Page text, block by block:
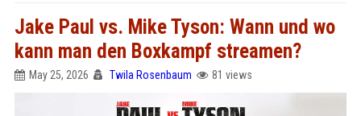
Jake Paul vs. Mike Tyson: Wann und wo
kann man den Boxkampf streamen?
May 25, 2026 Twila Rosenbaum 81 views